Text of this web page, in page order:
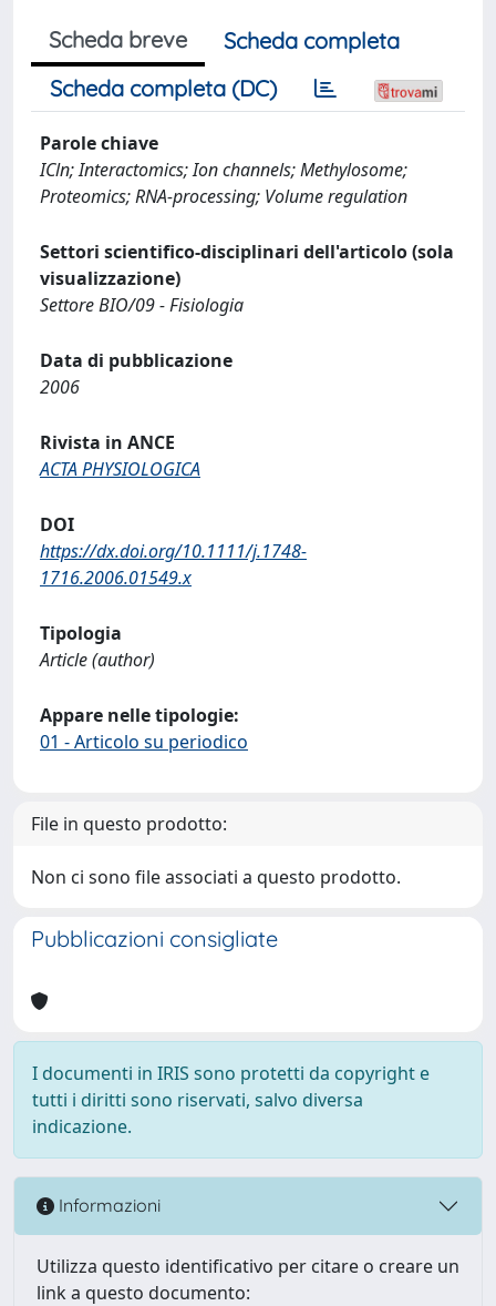
Scheda breve
Scheda completa
Scheda completa (DC)
Parole chiave
ICln; Interactomics; Ion channels; Methylosome;
Proteomics; RNA-processing; Volume regulation
Settori scientifico-disciplinari dell'articolo (sola
visualizzazione)
Settore BIO/09 - Fisiologia
Data di pubblicazione
2006
Rivista in ANCE
ACTA PHYSIOLOGICA
DOI
https://dx.doi.org/10.1111/j.1748-
1716.2006.01549.x
Tipologia
Article (author)
Appare nelle tipologie:
01 - Articolo su periodico
File in questo prodotto:
Non ci sono file associati a questo prodotto.
Pubblicazioni consigliate
I documenti in IRIS sono protetti da copyright e
tutti i diritti sono riservati, salvo diversa
indicazione.
Informazioni
Utilizza questo identificativo per citare o creare un
link a questo documento: